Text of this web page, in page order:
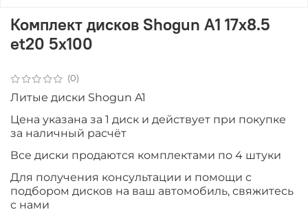
(0)
Комплект дисков Shogun A1 17x8.5
et20 5x100
Литые диски Shogun A1
Цена указана за 1 диск и действует при покупке
за наличный расчёт
Все диски продаются комплектами по 4 штуки
Для получения консультации и помощи с
подбором дисков на ваш автомобиль, свяжитесь
с нами